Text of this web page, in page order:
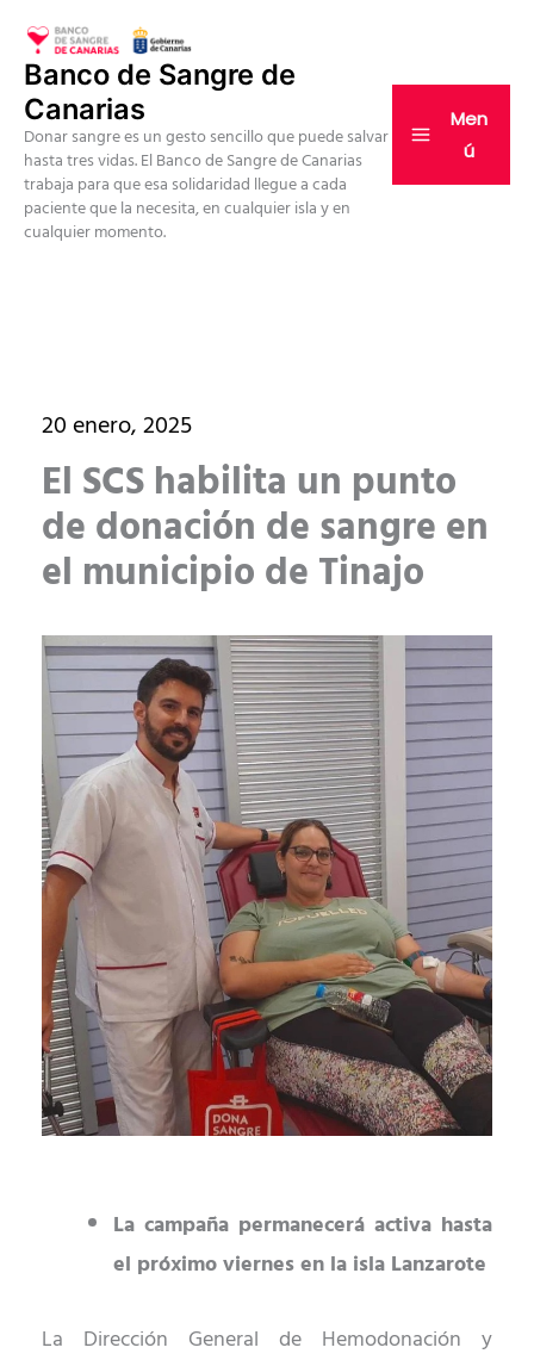
contenido
Banco de Sangre de
Canarias
Donar sangre es un gesto sencillo que puede salvar
hasta tres vidas. El Banco de Sangre de Canarias
trabaja para que esa solidaridad llegue a cada
paciente que la necesita, en cualquier isla y en
cualquier momento.
Men
ú
20 enero, 2025
El SCS habilita un punto
de donación de sangre en
el municipio de Tinajo
La campaña permanecerá activa hasta
el próximo viernesen la isla Lanzarote
La Dirección General de Hemodonación y